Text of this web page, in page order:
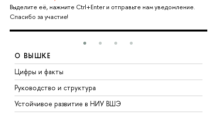
Выделите её, нажмите Ctrl+Enter и отправьте нам уведомление.
Спасибо за участие!
О ВЫШКЕ
Цифры и факты
Руководство и структура
Устойчивое развитие в НИУ ВШЭ